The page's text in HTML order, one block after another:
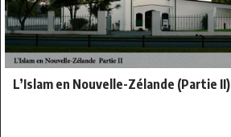
L’Islam en Nouvelle-Zélande (Partie II)